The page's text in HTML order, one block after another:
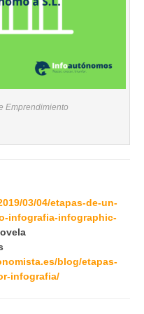
Emprendimiento
03/04/etapas-de-un-
infografia-infographic-
blog/etapas-
infografia/